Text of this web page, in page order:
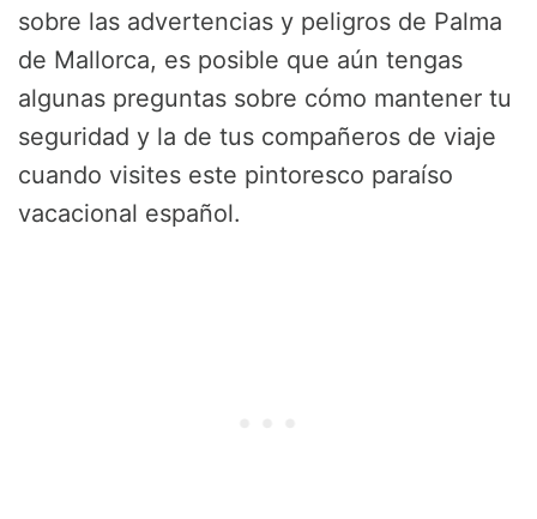
sobre las advertencias y peligros de Palma
de Mallorca, es posible que aún tengas
algunas preguntas sobre cómo mantener tu
seguridad y la de tus compañeros de viaje
cuando visites este pintoresco paraíso
vacacional español.